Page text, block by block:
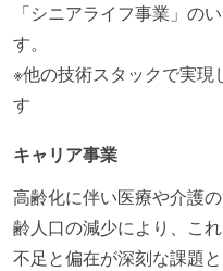
「シニアライフ事業」の
す。
※他の技術スタックで実現
す
キャリア事業
高齢化に伴い医療や介護
齢人口の減少により、こ
不足と偏在が深刻な課題と